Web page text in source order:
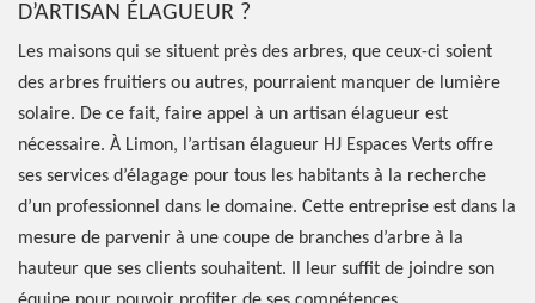
D’ARTISAN ÉLAGUEUR ?
Les maisons qui se situent près des arbres, que ceux-ci soient
des arbres fruitiers ou autres, pourraient manquer de lumière
solaire. De ce fait, faire appel à un artisan élagueur est
nécessaire. À Limon, l’artisan élagueur HJ Espaces Verts offre
ses services d’élagage pour tous les habitants à la recherche
d’un professionnel dans le domaine. Cette entreprise est dans la
mesure de parvenir à une coupe de branches d’arbre à la
hauteur que ses clients souhaitent. Il leur suffit de joindre son